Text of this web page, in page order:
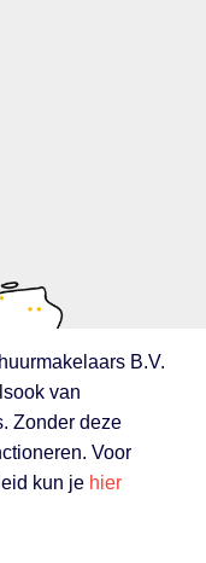
B.V.
van
Zonder deze
Voor
kun je hier